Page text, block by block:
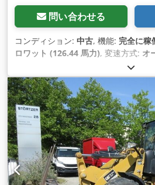
問い合わせる
コンディション: 中古, 機能: 完全に稼
ロワット (126.44 馬力), 変速方式: オ
12,600 kg（キ
12,600 kg（キログラム）, アクスル
10/1998, 製造年:1998, 稼働時間:
装備:パレットフォーク, 全輪駆動,